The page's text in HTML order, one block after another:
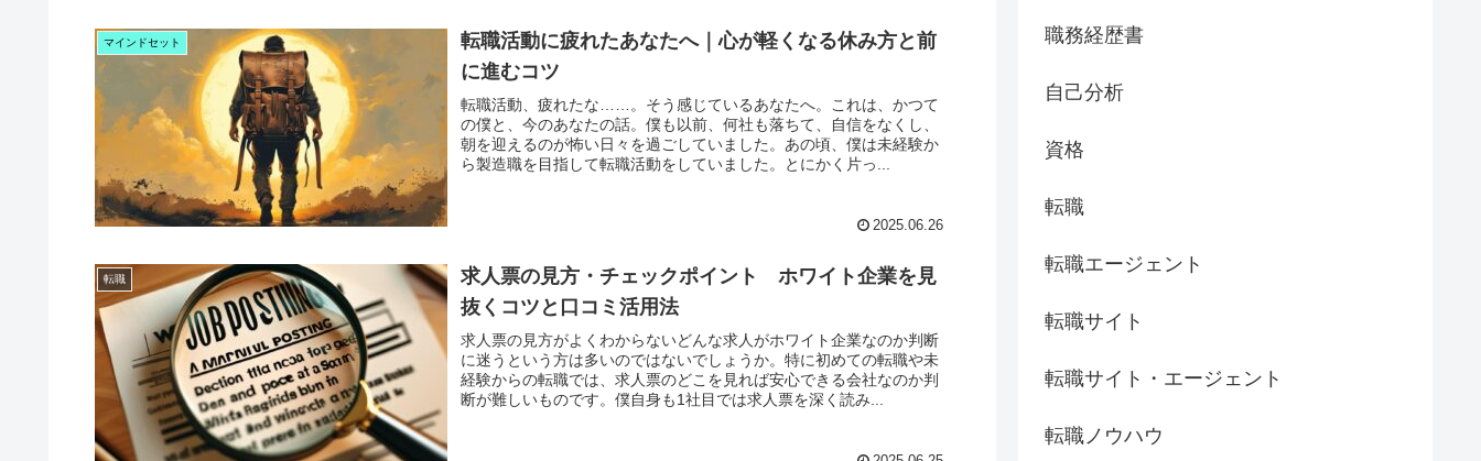
マインドセット
転職活動に疲れたあなたへ｜心が軽くなる休み方と前
に進むコツ
転職活動、疲れたな……。そう感じているあなたへ。これは、かつて
の僕と、今のあなたの話。僕も以前、何社も落ちて、自信をなくし、
朝を迎えるのが怖い日々を過ごしていました。あの頃、僕は未経験か
ら製造職を目指して転職活動をしていました。とにかく片っ...
2025.06.26
転職
求人票の見方・チェックポイント ホワイト企業を見
抜くコツと口コミ活用法
求人票の見方がよくわからないどんな求人がホワイト企業なのか判断
に迷うという方は多いのではないでしょうか。特に初めての転職や未
経験からの転職では、求人票のどこを見れば安心できる会社なのか判
断が難しいものです。僕自身も1社目では求人票を深く読み...
職務経歴書
自己分析
資格
転職
転職エージェント
転職サイト
転職サイト・エージェント
転職ノウハウ